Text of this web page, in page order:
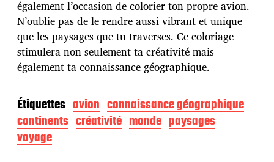
i
o
n
également l’occasion de colorier ton propre avion.
N’oublie pas de le rendre aussi vibrant et unique
que les paysages que tu traverses. Ce coloriage
stimulera non seulement ta créativité mais
également ta connaissance géographique.
Étiquettes avion connaissance géographique
continents créativité monde paysages
voyage